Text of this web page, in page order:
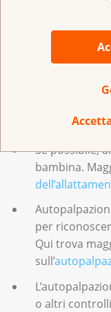
genetica al
Consideri un
donne che
maggiore di
Se possibile,
bambina.
per
Qui trova
sull’
o altri